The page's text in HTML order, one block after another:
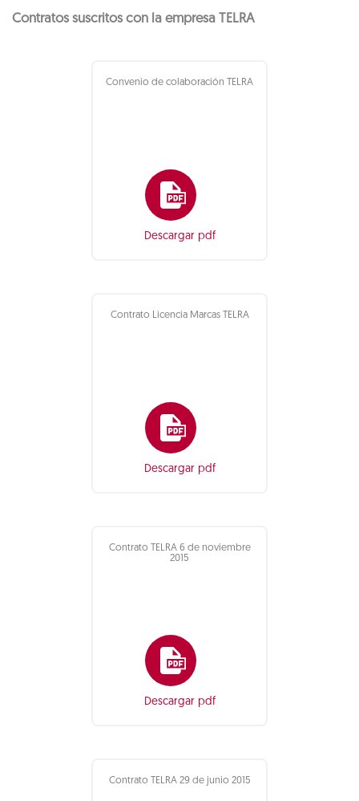
Contratos suscritos con la empresa TELRA
Convenio de colaboración TELRA
Descargar pdf
Contrato Licencia Marcas TELRA
Descargar pdf
Contrato TELRA 6 de noviembre
2015
Descargar pdf
Contrato TELRA 29 de junio 2015